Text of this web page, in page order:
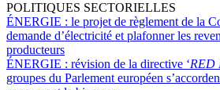
POLITIQUES SECTORIELLES
ÉNERGIE : le projet de règlement de la
demande d’électricité et plafonner les
producteurs
ÉNERGIE : révision de la directive ‘RED
groupes du Parlement européen